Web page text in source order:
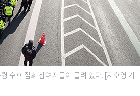
수호 집회 참여자들이 몰려 있다. [지호영 기